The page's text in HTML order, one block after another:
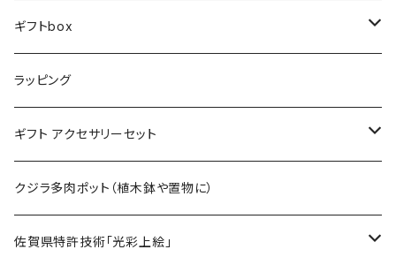
ギフトbox
Lサイズ
Mサイズ
Sサイズ
ラッピング
ギフト アクセサリーセット
flower
メンズ ギフトセット
クジラ多肉ポット（植木鉢や置物に）
佐賀県特許技術「光彩上絵」